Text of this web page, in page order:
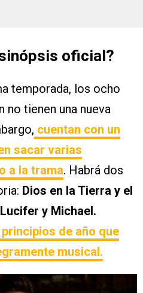
oficial?
temporada, los ocho
no tienen una nueva
cuentan con un
sacar varias
a la trama. Habrá dos
Dios en la Tierra y el
y Michael.
de año que
musical.